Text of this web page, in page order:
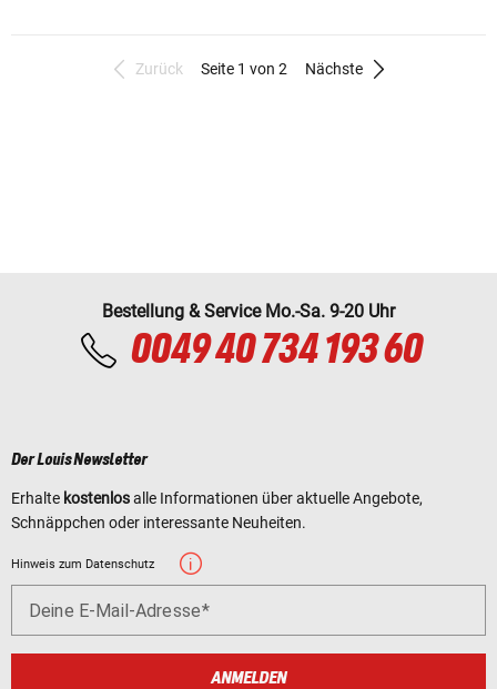
Zurück Seite 1 von 2 Nächste
Bestellung & Service Mo.-Sa. 9-20 Uhr
0049 40 734 193 60
Der Louis Newsletter
Erhalte kostenlosalle Informationen über aktuelle Angebote,
Schnäppchen oder interessante Neuheiten.
Hinweis zum Datenschutz
Deine E-Mail-Adresse
ANMELDEN